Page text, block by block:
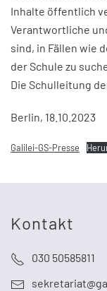
Inhalte öffentlich
Verantwortliche
sind, in Fällen wie
der Schule zu
Die Schulleitung
Berlin, 18.10.2023
Galilei-GS-Presse
Kontakt
030 50585811